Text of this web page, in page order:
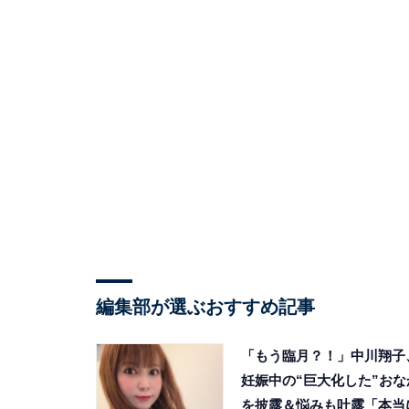
編集部が選ぶおすすめ記事
「もう臨月？！」中川翔子
妊娠中の“巨大化した”おな
を披露＆悩みも吐露「本当